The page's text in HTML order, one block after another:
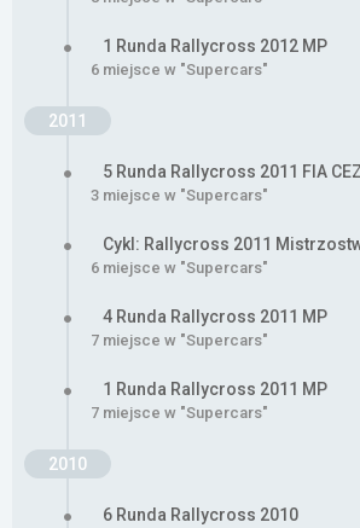
1 Runda Rallycross 2012 MP
6 miejsce w "Supercars"
2011
5 Runda Rallycross 2011 FIA CEZ
3 miejsce w "Supercars"
Cykl: Rallycross 2011
6 miejsce w "Supercars"
4 Runda Rallycross 2011 MP
7 miejsce w "Supercars"
1 Runda Rallycross 2011 MP
7 miejsce w "Supercars"
2010
6 Runda Rallycross 2010